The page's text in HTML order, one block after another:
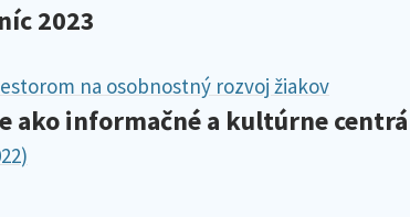
2023
na osobnostný rozvoj žiakov
ako informačné a kultúrne